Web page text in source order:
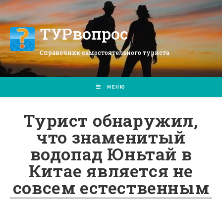
Перейти
к
содержимомуТУРвопрос
Справочник самостоятельного туриста
МЕНЮ
Турист обнаружил,
что знаменитый
водопад Юньтай в
Китае является не
совсем естественным